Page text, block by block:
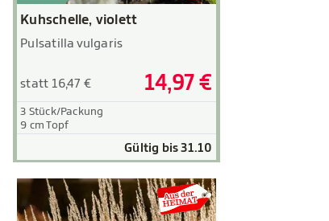
Kuhschelle, violett
Pulsatilla vulgaris
statt 16,47 € 14,97 €
3 Stück/Packung
9 cm Topf
Gültig bis 31.10